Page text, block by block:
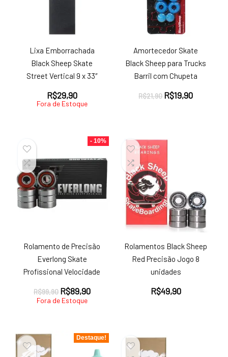
Lixa Emborrachada
Black Sheep Skate
Street Vertical 9 x 33″
R$29,90
Fora de Estoque
Amortecedor Skate
Black Sheep para Trucks
Barril com Chupeta
R$21,90 O
R$19,90O
- 10%
Rolamento de Precisão
Everlong Skate
Profissional Velocidade
R$99,90 O
preço
R$99,90.
R$89,90O
R$89,90.
Fora de Estoque
Rolamentos Black Sheep
Red Precisão Jogo 8
unidades
R$49,90
Destaque!